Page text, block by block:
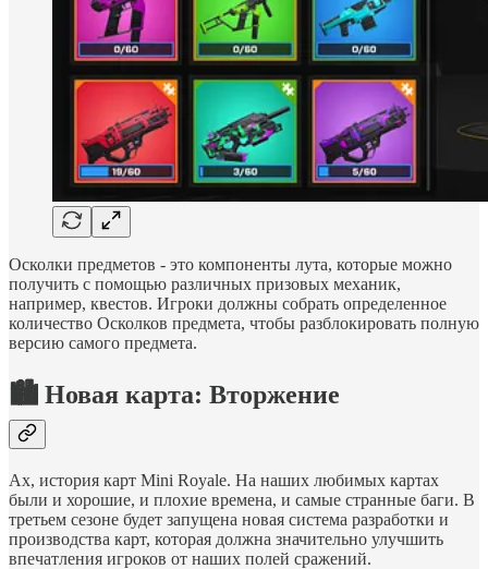
Осколки предметов - это компоненты лута, которые можно
получить с помощью различных призовых механик,
например, квестов. Игроки должны собрать определенное
количество Осколков предмета, чтобы разблокировать полную
версию самого предмета.
🏙 Новая карта: Вторжение
Ах, история карт Mini Royale. На наших любимых картах
были и хорошие, и плохие времена, и самые странные баги. В
третьем сезоне будет запущена новая система разработки и
производства карт, которая должна значительно улучшить
впечатления игроков от наших полей сражений.